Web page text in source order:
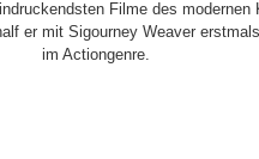
Filme des
er mit Sigourney Weaver
im Actiongenre.